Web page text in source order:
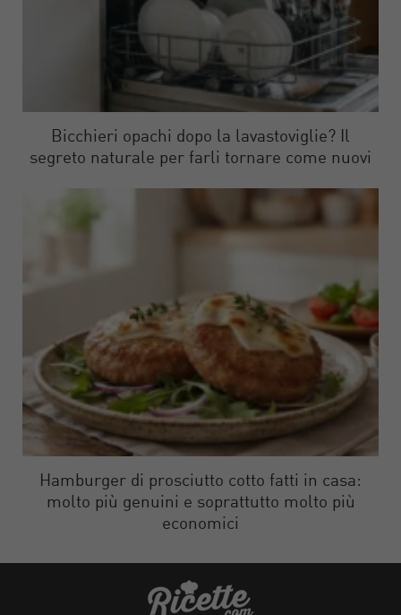
Bicchieri opachi dopo la lavastoviglie? Il
segreto naturale per farli tornare come nuovi
Hamburger di prosciutto cotto fatti in casa:
molto più genuini e soprattutto molto più
economici